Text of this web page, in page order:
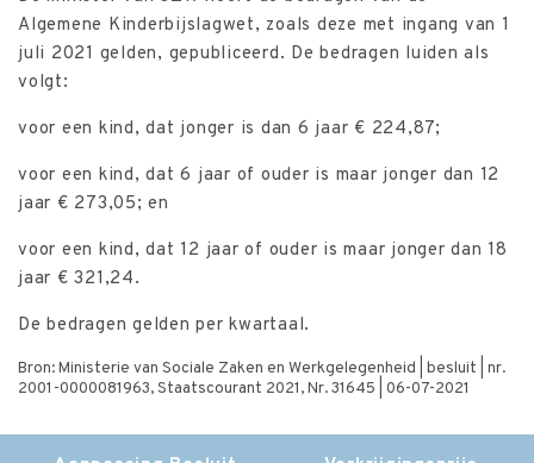
Algemene Kinderbijslagwet, zoals deze met ingang van 1
juli 2021 gelden, gepubliceerd. De bedragen luiden als
volgt:
voor een kind, dat jonger is dan 6 jaar € 224,87;
voor een kind, dat 6 jaar of ouder is maar jonger dan 12
jaar € 273,05; en
voor een kind, dat 12 jaar of ouder is maar jonger dan 18
jaar € 321,24.
De bedragen gelden per kwartaal.
Bron: Ministerie van Sociale Zaken en Werkgelegenheid | besluit | nr.
2001-0000081963, Staatscourant 2021, Nr. 31645 | 06-07-2021